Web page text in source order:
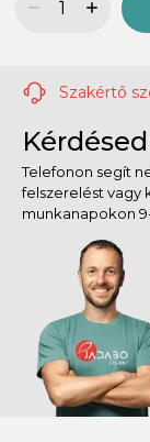
Szakértő
Telefonon segít
felszerelést vagy
munkanapokon